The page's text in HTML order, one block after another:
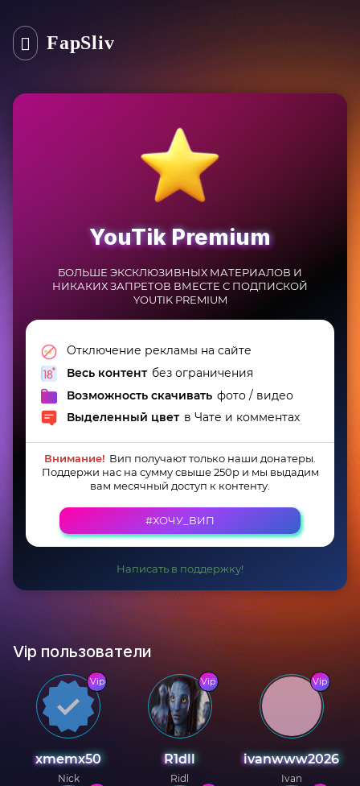
FapSliv
YouTik Premium
БОЛЬШЕ ЭКСКЛЮЗИВНЫХ МАТЕРИАЛОВ И
НИКАКИХ ЗАПРЕТОВ ВМЕСТЕ С ПОДПИСКОЙ
YOUTIK PREMIUM
Отключение рекламы на сайте
Весь контент без ограничения
Возможность скачивать фото / видео
Выделенный цвет в Чате и комментах
Внимание! Вип получают только наши донатеры.
Поддержи нас на сумму свыше 250р и мы выдадим
вам месячный доступ к контенту.
#ХОЧУ_ВИП
Написать в поддержку!
Vip пользователи
Vip
xmemx50
Nick
Vip
R1dll
Ridl
Vip
ivanwww2026
Ivan